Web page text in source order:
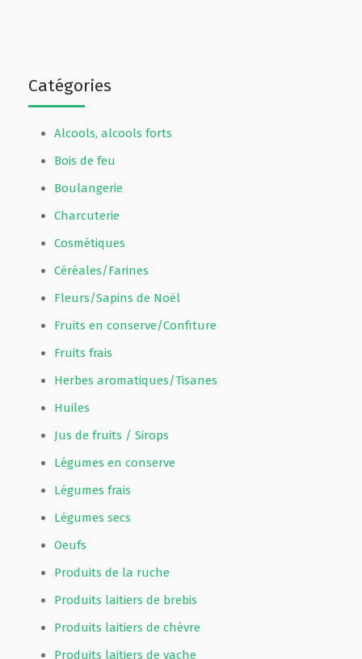
Catégories
Alcools, alcools forts
Bois de feu
Boulangerie
Charcuterie
Cosmétiques
Céréales/Farines
Fleurs/Sapins de Noël
Fruits en conserve/Confiture
Fruits frais
Herbes aromatiques/Tisanes
Huiles
Jus de fruits / Sirops
Légumes en conserve
Légumes frais
Légumes secs
Oeufs
Produits de la ruche
Produits laitiers de brebis
Produits laitiers de chèvre
Produits laitiers de vache